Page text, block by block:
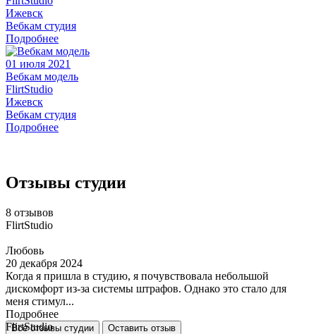
Ижевск
Вебкам студия
Подробнее
01 июля 2021
Вебкам модель
FlirtStudio
Ижевск
Вебкам студия
Подробнее
Отзывы студии
8 отзывов
FlirtStudio
Любовь
20 декабря 2024
Когда я пришла в студию, я почувствовала небольшой
дискомфорт из-за системы штрафов. Однако это стало для
меня стимул...
Подробнее
FlirtStudio
Все отзывы студии Оставить отзыв